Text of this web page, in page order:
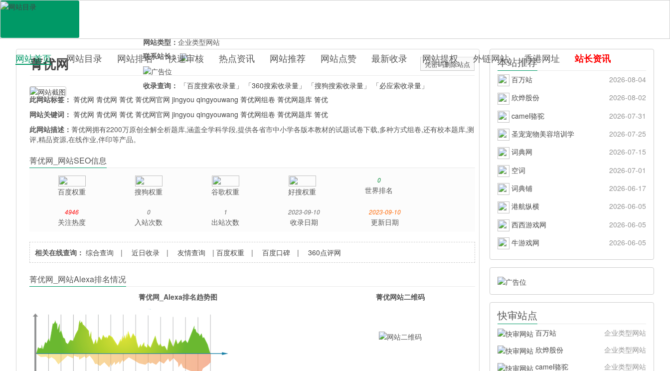
百科目录
网站首页 网站目录 网站排名 快速审核 热点资讯 网站推荐 网站点赞 最新收录 网站提权 外链网站 香港网址 站长资讯
菁优网 凭密码删除站点
网站类型：企业类型网站
联系站长：
收录查询： 「百度搜索收录量」 「360搜索收录量」 「搜狗搜索收录量」
「必应索收录量」
此网站标签： 菁优网 青优网 菁优 菁优网官网 jingyou qingyouwang 菁优网组卷 菁优网题库 箐优
网站关键词： 菁优网 青优网 菁优 菁优网官网 jingyou qingyouwang 菁优网组卷 菁优网题库 箐优
此网站描述：菁优网拥有2200万原创全解全析题库,涵盖全学科学段,提供各省市中小学各版本教材的试题试卷下载,多种方式组卷,还有校本题库,测
评,精品资源,在线作业,伴印等产品。
菁优网_网站SEO信息
百度权重 搜狗权重 谷歌权重 好搜权重
0
世界排名
4946
关注热度
0
入站次数
1
出站次数
2023-09-10
收录日期
2023-09-10
更新日期
相关在线查询： 综合查询 |近日收录 |友情查询 |百度权重 |百度口碑 |360点评网
菁优网_网站Alexa排名情况
菁优网_Alexa排名趋势图 菁优网站二维码
本站推荐
百万站
2026-08-04
欣烨股份
2026-08-02
camel骆驼
2026-07-31
圣宠宠物美容培训学
2026-07-25
词典网
2026-07-15
空词
2026-07-01
词典铺
2026-06-17
港航纵横
2026-06-05
西西游戏网
2026-06-05
牛游戏网
2026-06-05
快审站点
百万站
企业类型网站
欣烨股份
企业类型网站
camel骆驼
企业类型网站